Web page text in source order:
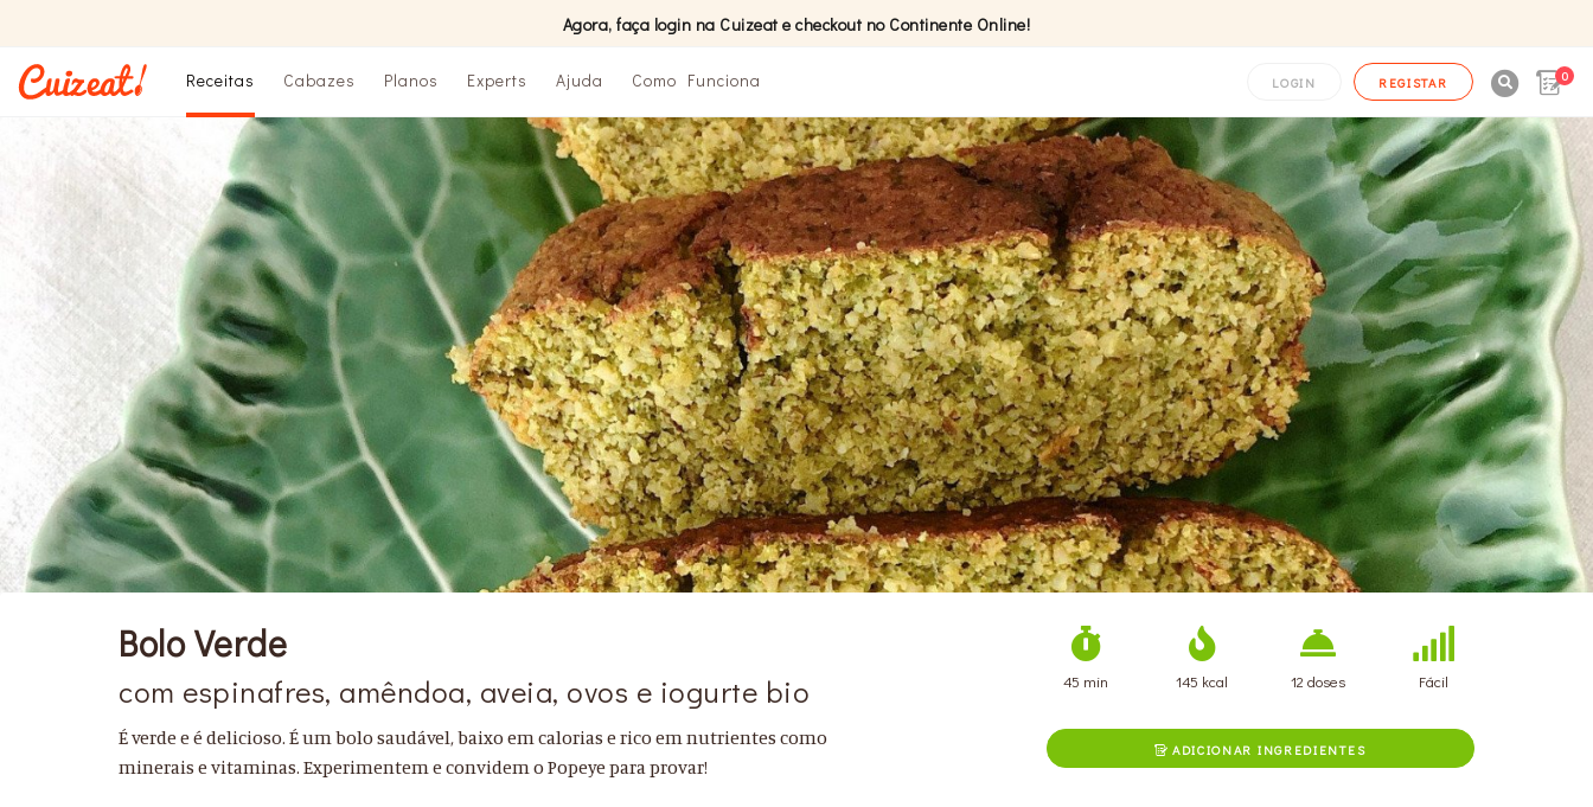
Agora, faça login na Cuizeat e checkout no Continente Online!
Receitas Cabazes Planos Experts Ajuda Como Funciona LOGIN REGISTAR 0
Bolo Verde
com espinafres, amêndoa, aveia, ovos e iogurte bio
É verde e é delicioso. É um bolo saudável, baixo em calorias e rico em nutrientes como
minerais e vitaminas. Experimentem e convidem o Popeye para provar!
45 min 145 kcal 12 doses Fácil
 ADICIONAR INGREDIENTES